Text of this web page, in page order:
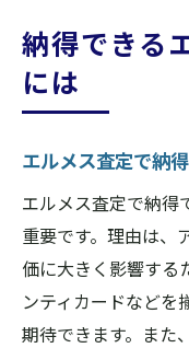
納得できる
には
エルメス査定で納
エルメス査定で納得
重要です。理由は、
価に大きく影響する
ンティカードなどを
期待できます。また